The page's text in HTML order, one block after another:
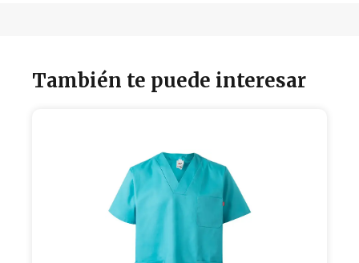
También te puede interesar